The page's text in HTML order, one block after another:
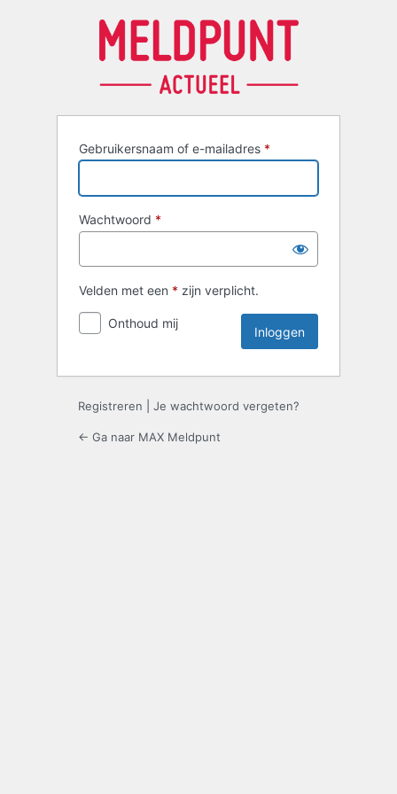
Gebruikersnaam of e-mailadres *
Wachtwoord *
Velden met een * zijn verplicht.
Onthoud mij
Registreren Je wachtwoord vergeten?
← Ga naar MAX Meldpunt